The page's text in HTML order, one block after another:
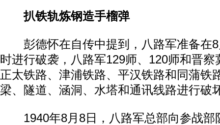
扒铁轨炼钢造手榴弹
彭德怀在自传中提到，八路军准备在8
时进行破袭，八路军129师、120师和晋察
正太铁路、津浦铁路、平汉铁路和同蒲铁
梁、隧道、涵洞、水塔和通讯线路进行破
1940年8月8日，八路军总部向参战部